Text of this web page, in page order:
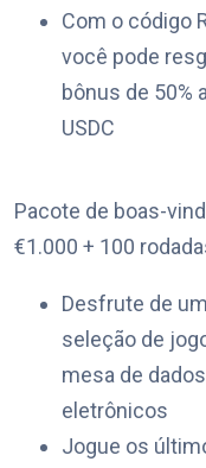
Com o código
você pode
bônus de 50%
USDC
Pacote de boas-
€1.000 + 100
Desfrute de
seleção de
mesa de dados
eletrônicos
Jogue os